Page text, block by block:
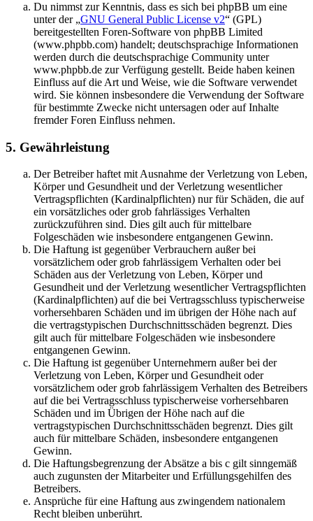
Du nimmst zur Kenntnis, dass es sich bei phpBB um eine
unter der „GNU General Public License v2“ (GPL)
bereitgestellten Foren-Software von phpBB Limited
(www.phpbb.com) handelt; deutschsprachige Informationen
werden durch die deutschsprachige Community unter
www.phpbb.de zur Verfügung gestellt. Beide haben keinen
Einfluss auf die Art und Weise, wie die Software verwendet
wird. Sie können insbesondere die Verwendung der Software
für bestimmte Zwecke nicht untersagen oder auf Inhalte
fremder Foren Einfluss nehmen.
5. Gewährleistung
Der Betreiber haftet mit Ausnahme der Verletzung von Leben,
Körper und Gesundheit und der Verletzung wesentlicher
Vertragspflichten (Kardinalpflichten) nur für Schäden, die auf
ein vorsätzliches oder grob fahrlässiges Verhalten
zurückzuführen sind. Dies gilt auch für mittelbare
Folgeschäden wie insbesondere entgangenen Gewinn.
Die Haftung ist gegenüber Verbrauchern außer bei
vorsätzlichem oder grob fahrlässigem Verhalten oder bei
Schäden aus der Verletzung von Leben, Körper und
Gesundheit und der Verletzung wesentlicher Vertragspflichten
(Kardinalpflichten) auf die bei Vertragsschluss typischerweise
vorhersehbaren Schäden und im übrigen der Höhe nach auf
die vertragstypischen Durchschnittsschäden begrenzt. Dies
gilt auch für mittelbare Folgeschäden wie insbesondere
entgangenen Gewinn.
Die Haftung ist gegenüber Unternehmern außer bei der
Verletzung von Leben, Körper und Gesundheit oder
vorsätzlichem oder grob fahrlässigem Verhalten des Betreibers
auf die bei Vertragsschluss typischerweise vorhersehbaren
Schäden und im Übrigen der Höhe nach auf die
vertragstypischen Durchschnittsschäden begrenzt. Dies gilt
auch für mittelbare Schäden, insbesondere entgangenen
Gewinn.
Die Haftungsbegrenzung der Absätze a bis c gilt sinngemäß
auch zugunsten der Mitarbeiter und Erfüllungsgehilfen des
Betreibers.
Ansprüche für eine Haftung aus zwingendem nationalem
Recht bleiben unberührt.